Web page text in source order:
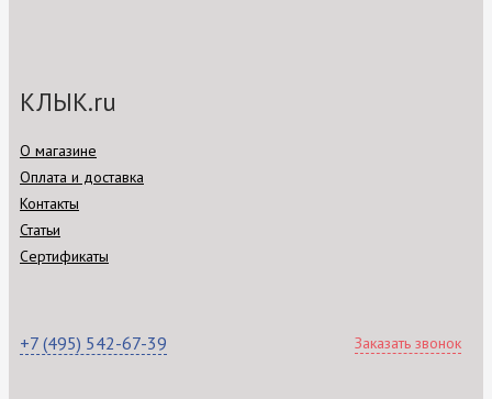
КЛЫК.ru
О магазине
Оплата и доставка
Контакты
Статьи
Сертификаты
+7 (495) 542-67-39 Заказать звонок